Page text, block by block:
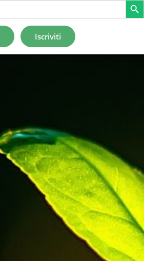
Iscriviti